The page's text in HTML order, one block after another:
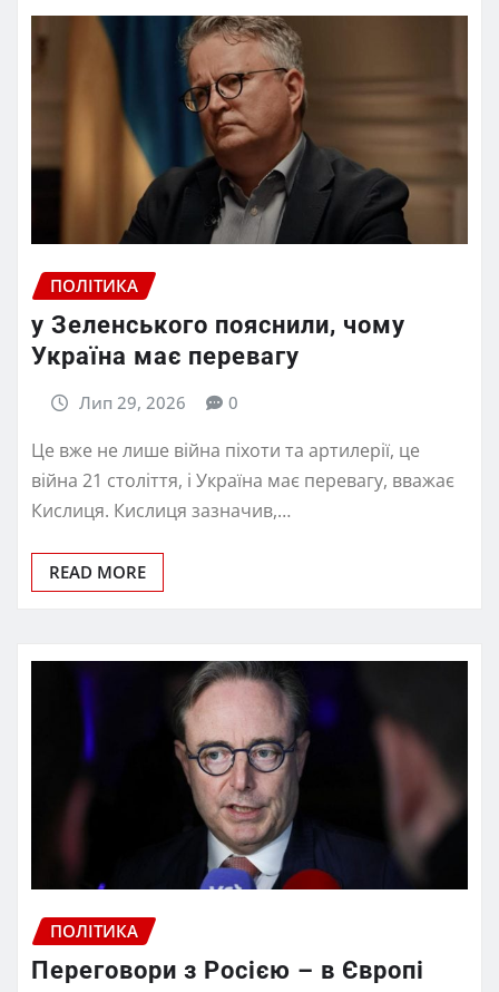
ПОЛІТИКА
у Зеленського пояснили, чому
Україна має перевагу
Лип 29, 2026 0
Це вже не лише війна піхоти та артилерії, це
війна 21 століття, і Україна має перевагу, вважає
Кислиця. Кислиця зазначив,…
READ MORE
ПОЛІТИКА
Переговори з Росією – в Європі